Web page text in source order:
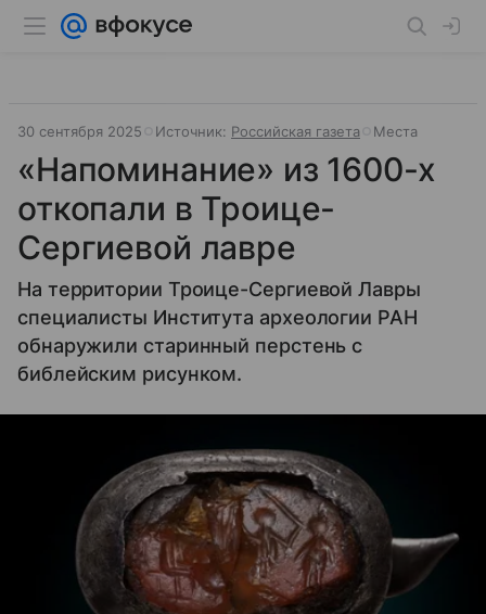
30 сентября 2025 Источник: Российская газета Места
«Напоминание» из 1600-х
откопали в Троице-
Сергиевой лавре
На территории Троице-Сергиевой Лавры
специалисты Института археологии РАН
обнаружили старинный перстень с
библейским рисунком.